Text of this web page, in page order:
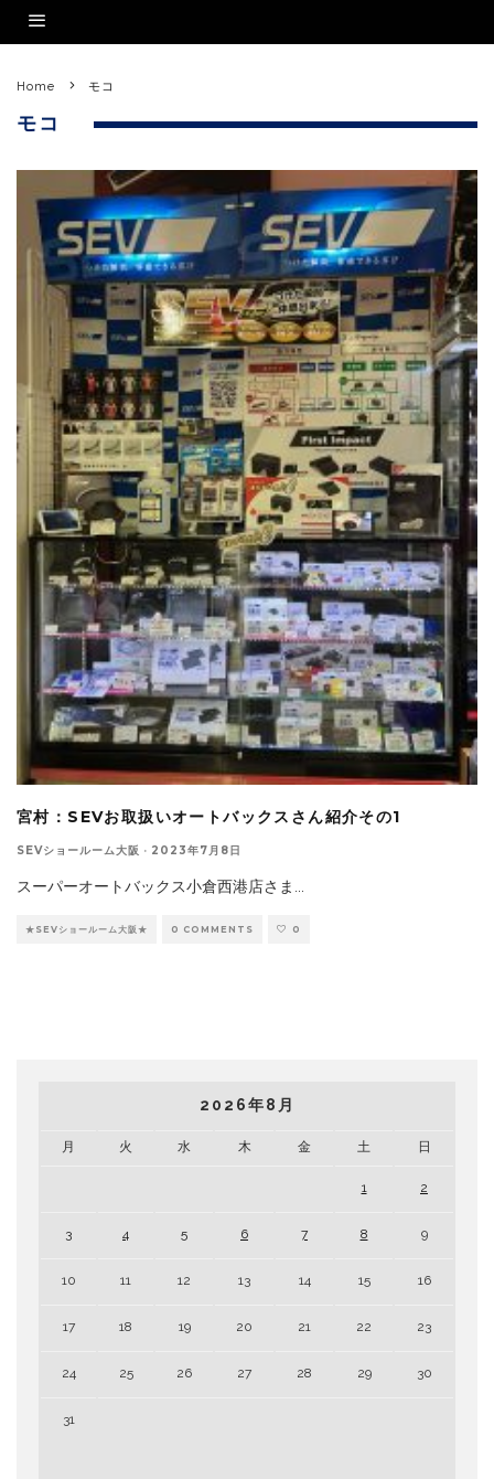
Home モコ
モコ
宮村：SEVお取扱いオートバックスさん紹介その1
SEVショールーム大阪 · 2023年7月8日
スーパーオートバックス小倉西港店さま ...
★SEVショールーム大阪★ 0 COMMENTS 0
2026年8月
月 火 水 木 金 土 日
1 2
3 4 5 6 7 8 9
10 11 12 13 14 15 16
17 18 19 20 21 22 23
24 25 26 27 28 29 30
31